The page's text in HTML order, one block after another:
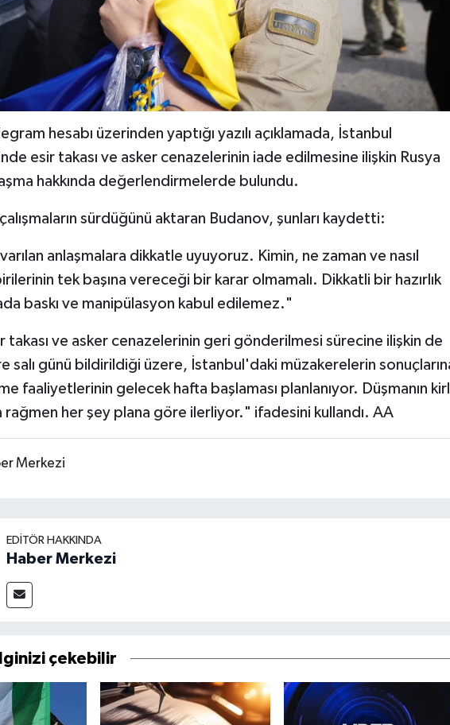
hesabı üzerinden yaptığı yazılı açıklamada, İstanbul
esir takası ve asker cenazelerinin iade edilmesine ilişkin Rusya
hakkında değerlendirmelerde bulundu.
sürdüğünü aktaran Budanov, şunları kaydetti:
anlaşmalara dikkatle uyuyoruz. Kimin, ne zaman ve nasıl
tek başına vereceği bir karar olmamalı. Dikkatli bir hazırlık
baskı ve manipülasyon kabul edilemez."
takası ve asker cenazelerinin geri gönderilmesi sürecine ilişkin de
salı günü bildirildiği üzere, İstanbul'daki müzakerelerin
faaliyetlerinin gelecek hafta başlaması planlanıyor. Düşmanın
rağmen her şey plana göre ilerliyor." ifadesini kullandı. AA
Merkezi
EDITÖR HAKKINDA
Haber Merkezi
çekebilir